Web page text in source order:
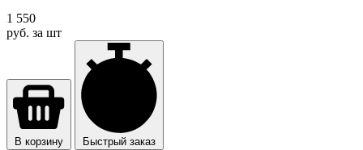
1 550
руб. за шт
В корзину Быстрый заказ